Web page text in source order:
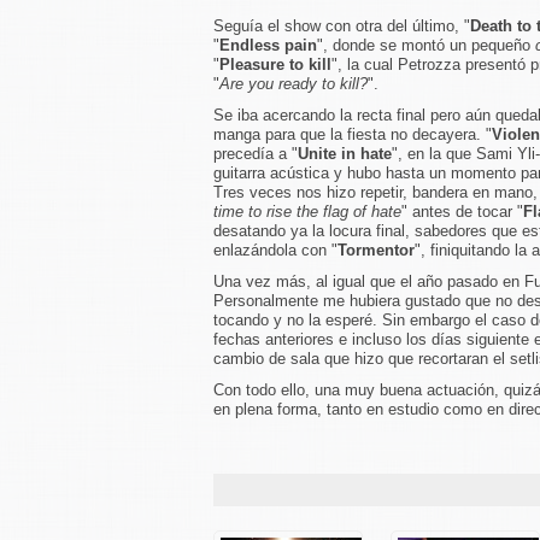
Seguía el show con otra del último, " Death to
" Endless pain", donde se montó un pequeño
" Pleasure to kill ", la cual Petrozza presentó
"Are you ready to kill?".
Se iba acercando la recta final pero aún
manga para que la fiesta no decayera. "
precedía a "Unite in hate", en la que Sami
guitarra acústica y hubo hasta un momento
Tres veces nos hizo repetir, bandera en
time to rise the flag of hate" antes de tocar "
desatando ya la locura final, sabedores que
enlazándola con "Tormentor", finiquitando la
Una vez más, al igual que el año pasado en
Personalmente me hubiera gustado que no
tocando y no la esperé. Sin embargo el caso
fechas anteriores e incluso los días siguiente
cambio de sala que hizo que recortaran el
Con todo ello, una muy buena actuación,
en plena forma, tanto en estudio como en